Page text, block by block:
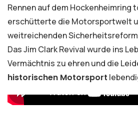
Rennen auf dem Hockenheimring
erschütterte die Motorsportwelt
weitreichenden
Das Jim Clark Revival wurde ins
Vermächtnis zu ehren und die
historischen Motorsport